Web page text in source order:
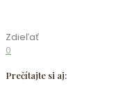
Zdieľať
0
Prečítajte si aj: